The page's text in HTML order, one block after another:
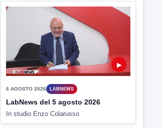
ULTIMI VIDEO
TUTTI I VIDEO